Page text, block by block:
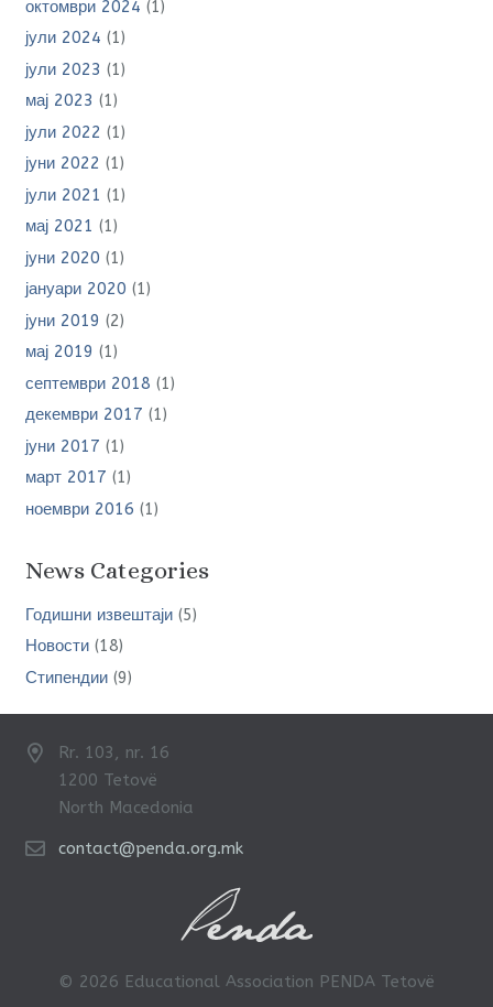
октомври 2024 (1)
јули 2024 (1)
јули 2023 (1)
мај 2023 (1)
јули 2022 (1)
јуни 2022 (1)
јули 2021 (1)
мај 2021 (1)
јуни 2020 (1)
јануари 2020 (1)
јуни 2019 (2)
мај 2019 (1)
септември 2018 (1)
декември 2017 (1)
јуни 2017 (1)
март 2017 (1)
ноември 2016 (1)
News Categories
Годишни извештаји(5)
Новости(18)
Стипендии(9)
Rr. 103, nr. 16
1200 Tetovë
North Macedonia
contact@penda.org.mk
© 2026 Educational Association PENDA Tetovë